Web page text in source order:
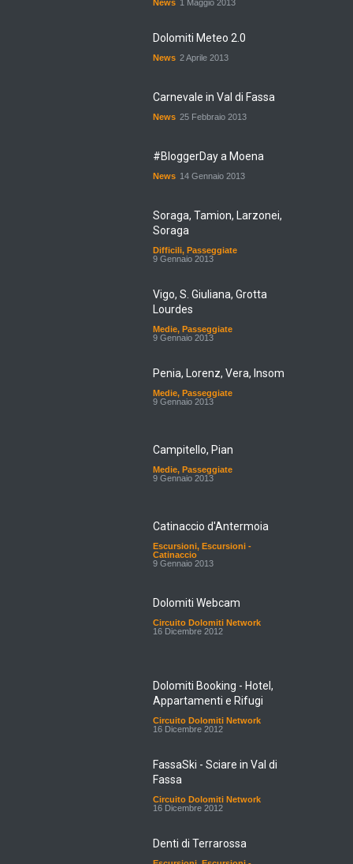
News 1 Maggio 2013
Dolomiti Meteo 2.0
News 2 Aprile 2013
Carnevale in Val di Fassa
News 25 Febbraio 2013
#BloggerDay a Moena
News 14 Gennaio 2013
Soraga, Tamion, Larzonei,
Soraga
Difficili, Passeggiate
9 Gennaio 2013
Vigo, S. Giuliana, Grotta
Lourdes
Medie, Passeggiate
9 Gennaio 2013
Penia, Lorenz, Vera, Insom
Medie, Passeggiate
9 Gennaio 2013
Campitello, Pian
Medie, Passeggiate
9 Gennaio 2013
Catinaccio d'Antermoia
Escursioni, Escursioni -
Catinaccio
9 Gennaio 2013
Dolomiti Webcam
Circuito Dolomiti Network
16 Dicembre 2012
Dolomiti Booking - Hotel,
Appartamenti e Rifugi
Circuito Dolomiti Network
16 Dicembre 2012
FassaSki - Sciare in Val di
Fassa
Circuito Dolomiti Network
16 Dicembre 2012
Denti di Terrarossa